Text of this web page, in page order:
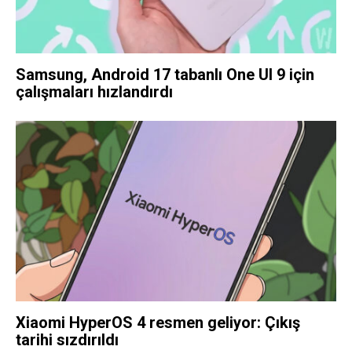
Samsung, Android 17 tabanlı One UI 9 için
çalışmaları hızlandırdı
Xiaomi HyperOS 4 resmen geliyor: Çıkış
tarihi sızdırıldı